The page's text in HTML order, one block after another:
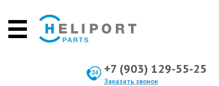
+7 (903) 129-55-25
Заказать звонок